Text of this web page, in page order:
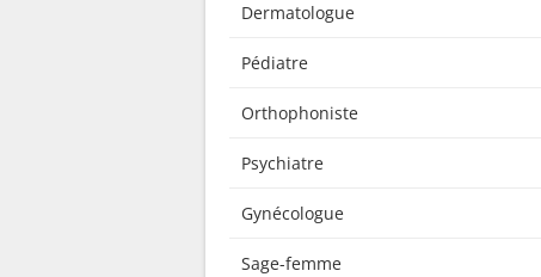
Dermatologue
Pédiatre
Orthophoniste
Psychiatre
Gynécologue
Sage-femme